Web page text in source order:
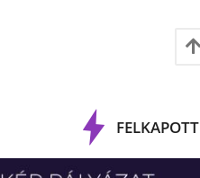
FELKAPOTT